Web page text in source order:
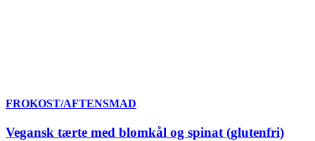
FROKOST/AFTENSMAD
Vegansk tærte med blomkål og spinat (glutenfri)